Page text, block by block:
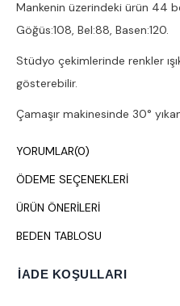
Mankenin üzerindeki ürün 44
Göğüs:108, Bel:88, Basen:120.
Stüdyo çekimlerinde renkler
gösterebilir.
Çamaşır makinesinde 30°
YORUMLAR(0)
ÖDEME SEÇENEKLERI
ÜRÜN ÖNERILERI
BEDEN TABLOSU
İADE KOŞULLARI